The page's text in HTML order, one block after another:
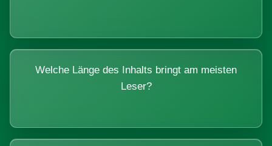
Welche Länge des Inhalts bringt am meisten
Leser?